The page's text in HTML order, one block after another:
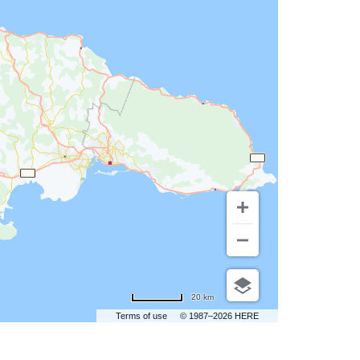
Terms of use © 1987–2026 HERE
20 km